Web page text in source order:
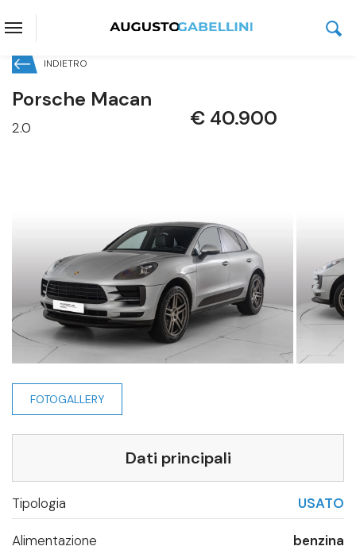
INDIETRO
Porsche Macan
2.0 € 40.900
FOTOGALLERY
Dati principali
Tipologia USATO
Alimentazione benzina